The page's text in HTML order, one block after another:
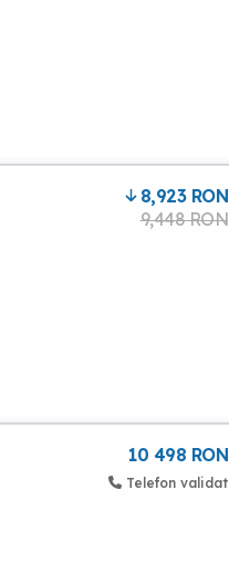
8,923 RON
9,448 RON
10 498 RON
Telefon validat